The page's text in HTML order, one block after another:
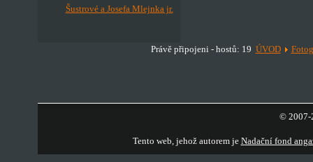
Šustrové a Josefa Mlejnka jr.
Právě připojeni - hostů: 19 ÚVOD
© 2007-
Tento web, jehož autorem je Nadační fond